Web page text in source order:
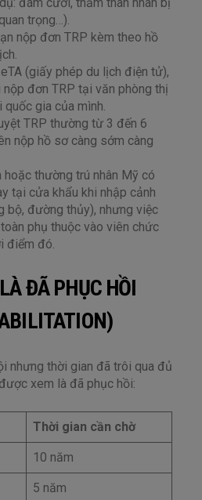
trọng…).
nộp đơn TRP kèm theo hồ
(giấy phép du lịch điện tử),
nộp đơn TRP tại văn phòng thị
gia của mình.
TRP thường từ 3 đến 6
nộp hồ sơ càng sớm càng
hoặc thường trú nhân Mỹ có
tại cửa khẩu khi nhập cảnh
bộ, đường thủy), nhưng việc
phụ thuộc vào viên chức
điểm đó.
ĐÃ PHỤC HỒI
nhưng thời gian đã trôi qua đủ
xem là đã phục hồi:
Thời gian cần chờ
10 năm
5 năm